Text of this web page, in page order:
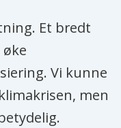
Et bredt
Vi kunne
men